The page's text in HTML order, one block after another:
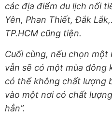
các địa điểm du lịch nối
Yên, Phan Thiết, Đắk Lắk
TP.HCM cũng tiện.
Cuối cùng, nếu chọn một
vẫn sẽ có một mùa đông
có thể không chất lượng
vào một nơi có chất
hẳn”.